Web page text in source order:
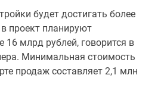
будет достигать более
проект планируют
16 млрд рублей, говорится в
Минимальная стоимость
продаж составляет 2,1 млн